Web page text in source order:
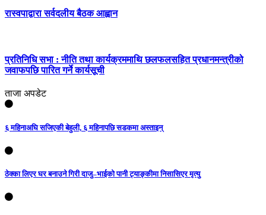
रास्वपाद्वारा सर्वदलीय बैठक आह्वान
प्रतिनिधि सभा : नीति तथा कार्यक्रममाथि छलफलसहित प्रधानमन्त्रीको
जवाफपछि पारित गर्ने कार्यसूची
ताजा अपडेट
६ महिनाअघि सजिएकी बेहुली, ६ महिनापछि सडकमा अस्ताइन्
ठेक्का लिएर घर बनाउने गिरी दाजु–भाईको पानी ट्याङ्कीमा निसासिएर मृत्यु